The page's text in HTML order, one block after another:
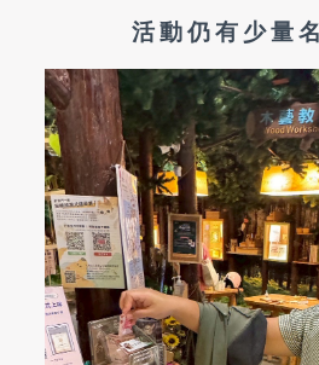
活動仍有少量